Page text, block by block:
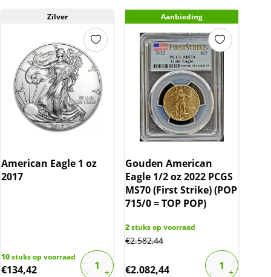
Zilver
American Eagle 1 oz
2017
10stuks op voorraad
€134,42
Aanbieding
Gouden American
Eagle 1/2 oz 2022 PCGS
MS70 (First Strike) (POP
715/0 = TOP POP)
2stuks op voorraad
€2.582,44
€2.082,44